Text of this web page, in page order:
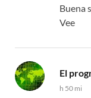
Buena
Vee
El
h 50 mi